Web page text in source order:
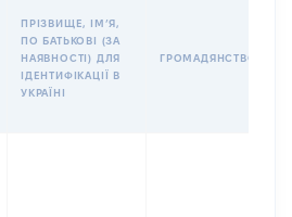
ПРІЗВИЩЕ, ІМʼЯ,
ПО БАТЬКОВІ (ЗА
НАЯВНОСТІ) ДЛЯ
ІДЕНТИФІКАЦІЇ В
УКРАЇНІ
ГРОМАДЯНСТВО